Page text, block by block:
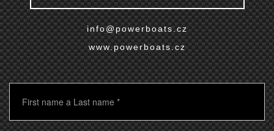
info@powerboats.cz
www.powerboats.cz